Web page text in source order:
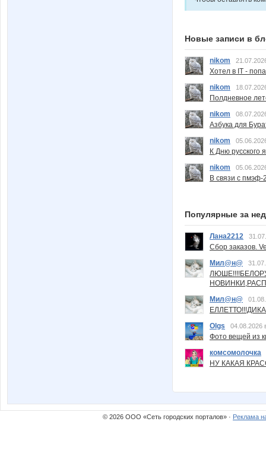
Новые записи в
nikom
Хотел в IT -
nikom
Полдневное
nikom
Азбука для
nikom
К Дню русского
nikom
В связи с пмэф-
Популярные за
Лана2212
Сбор заказов.
Мил@н@
Мил@н@
Olgs
04.08.2026
Фото вещей из
комсомолочка
НУ КАКАЯ
© 2026 ООО «Сеть городских порталов» · Реклама